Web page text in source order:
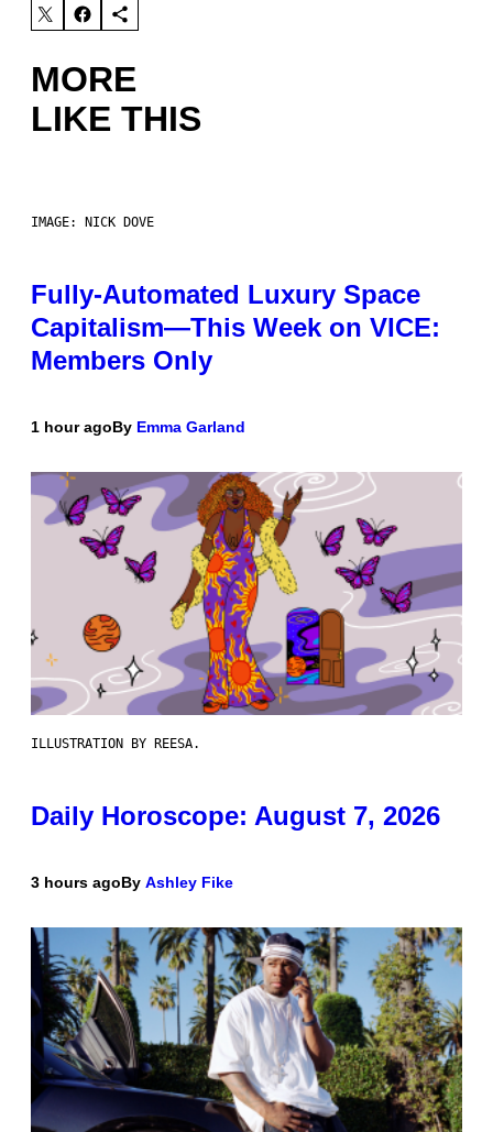
MORE
LIKE THIS
IMAGE: NICK DOVE
Fully-Automated Luxury Space
Capitalism—This Week on VICE:
Members Only
1 hour agoBy Emma Garland
ILLUSTRATION BY REESA.
Daily Horoscope: August 7, 2026
3 hours agoBy Ashley Fike